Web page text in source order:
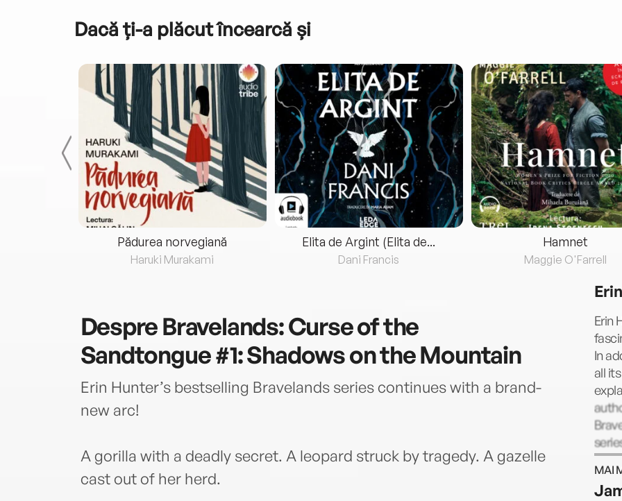
Dacă ți-a plăcut încearcă și
Pădurea norvegiană
Haruki Murakami
Elita de Argint (Elita de...
Dani Francis
Hamnet
Maggie O'Farrell
DespreBravelands: Curse of the
Sandtongue #1: Shadows on the Mountain
Erin Hunter’s bestselling Bravelands series continues with a brand-
new arc!
A gorilla with a deadly secret. A leopard struck by tragedy. A gazelle
cast out of her herd.
Erin
In
all
MAI